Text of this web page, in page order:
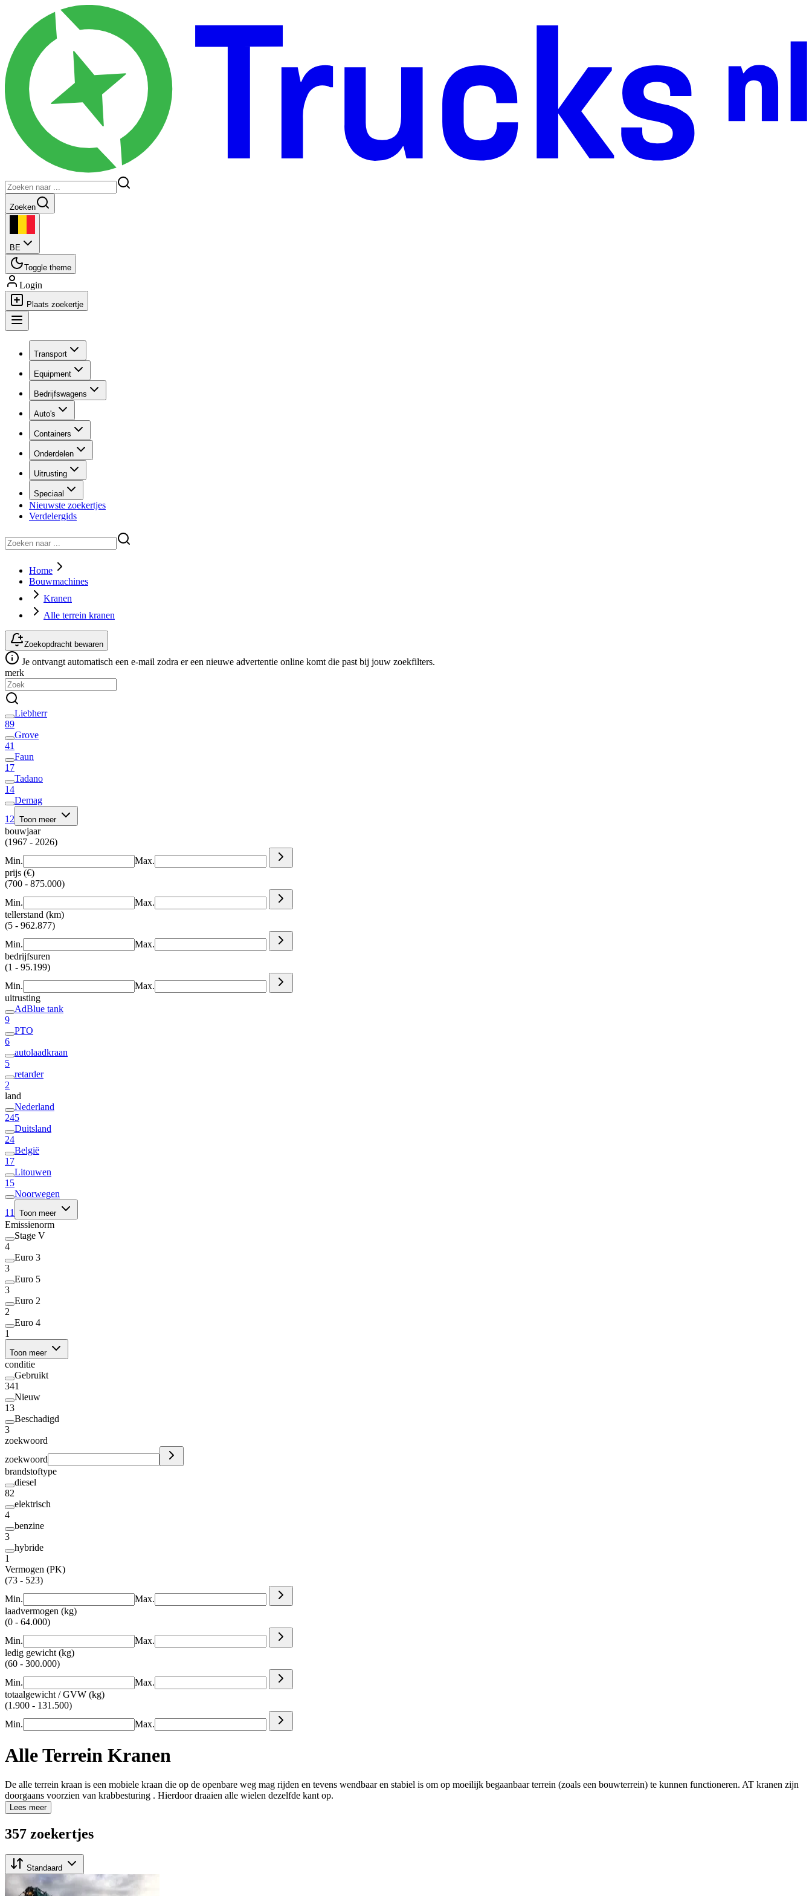
Zoeken
BE
Toggle theme
Login
Plaats zoekertje
Transport
Equipment
Bedrijfswagens
Auto's
Containers
Onderdelen
Uitrusting
Speciaal
Nieuwste zoekertjes
Verdelergids
Home
Bouwmachines
Kranen
Alle terrein kranen
Zoekopdracht bewaren
Je ontvangt automatisch een e-mail zodra er een nieuwe advertentie online komt die past bij jouw zoekfilters.
merk
Liebherr
89
Grove
41
Faun
17
Tadano
14
Demag
12 Toon meer
bouwjaar
(1967 - 2026)
Min.
Max.
prijs (€)
(700 - 875.000)
Min.
Max.
tellerstand (km)
(5 - 962.877)
Min.
Max.
bedrijfsuren
(1 - 95.199)
Min.
Max.
uitrusting
AdBlue tank
9
PTO
6
autolaadkraan
5
retarder
2
land
Nederland
245
Duitsland
24
België
17
Litouwen
15
Noorwegen
11
Toon meer
Emissienorm
Stage V
4
Euro 3
3
Euro 5
3
Euro 2
2
Euro 4
1
Toon meer
conditie
Gebruikt
341
Nieuw
13
Beschadigd
3
zoekwoord
zoekwoord
brandstoftype
diesel
82
elektrisch
4
benzine
3
hybride
1
Vermogen (PK)
(73 - 523)
Min.
Max.
laadvermogen (kg)
(0 - 64.000)
Min.
Max.
ledig gewicht (kg)
(60 - 300.000)
Min.
Max.
totaalgewicht / GVW (kg)
(1.900 - 131.500)
Min.
Max.
Alle Terrein Kranen
De alle terrein kraan is een mobiele kraan die op de openbare weg mag rijden en tevens wendbaar en stabiel is om op moeilijk begaanbaar terrein (zoals een bouwterrein) te kunnen functioneren. AT kranen zijn
doorgaans voorzien van krabbesturing . Hierdoor draaien alle wielen dezelfde kant op.
Lees meer
357 zoekertjes
Standaard